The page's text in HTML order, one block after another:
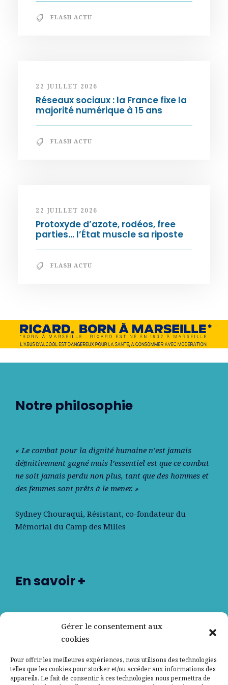
Gérer le consentement aux
cookies
Pour offrir les meilleures expériences, nous utilisons des technologies
telles que les cookies pour stocker et/ou accéder aux informations des
appareils. Le fait de consentir à ces technologies nous permettra de
FLASH ACTU
22 JUILLET 2026
Réseaux sociaux : la France fixe la
majorité numérique à 15 ans
FLASH ACTU
22 JUILLET 2026
Protoxyde d’azote, rodéos, free
parties… l’État muscle sa riposte
FLASH ACTU
Notre philosophie
« Le combat pour la dignité humaine n’est jamais
déﬁnitivement gagné mais l’essentiel est que ce combat
ne soit jamais perdu non plus, tant que des hommes et
des femmes sont prêts à le mener. »
Sydney Chouraqui, Résistant, co-fondateur du
Mémorial du Camp des Milles
En savoir +
Nos partenaires
Contactez-nous